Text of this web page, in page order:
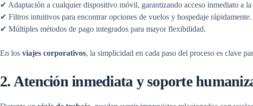
✔ Adaptación a cualquier dispositivo móvil, garantizando acceso inmediato a
✔ Filtros intuitivos para encontrar opciones de vuelos y hospedaje rápidamente.
✔ Múltiples métodos de pago integrados para mayor flexibilidad.
En los viajes corporativos, la simplicidad en cada paso del proceso es clave
2. Atención inmediata y soporte